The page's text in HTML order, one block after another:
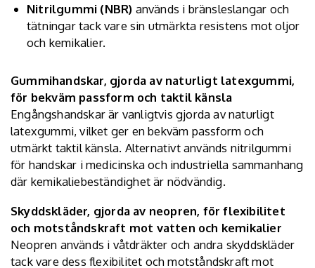
Nitrilgummi (NBR) används i bränsleslangar och
tätningar tack vare sin utmärkta resistens mot oljor
och kemikalier.
Gummihandskar, gjorda av naturligt latexgummi,
för bekväm passform och taktil känsla
Engångshandskar är vanligtvis gjorda av naturligt
latexgummi, vilket ger en bekväm passform och
utmärkt taktil känsla. Alternativt används nitrilgummi
för handskar i medicinska och industriella sammanhang
där kemikaliebeständighet är nödvändig.
Skyddskläder, gjorda av neopren, för flexibilitet
och motståndskraft mot vatten och kemikalier
Neopren används i våtdräkter och andra skyddskläder
tack vare dess flexibilitet och motståndskraft mot